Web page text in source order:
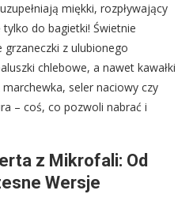
miękki, rozpływający
do bagietki! Świetnie
z ulubionego
chlebowe, a nawet kawałki
seler naciowy czy
– coś, co pozwoli nabrać i
z Mikrofali: Od
Wersje